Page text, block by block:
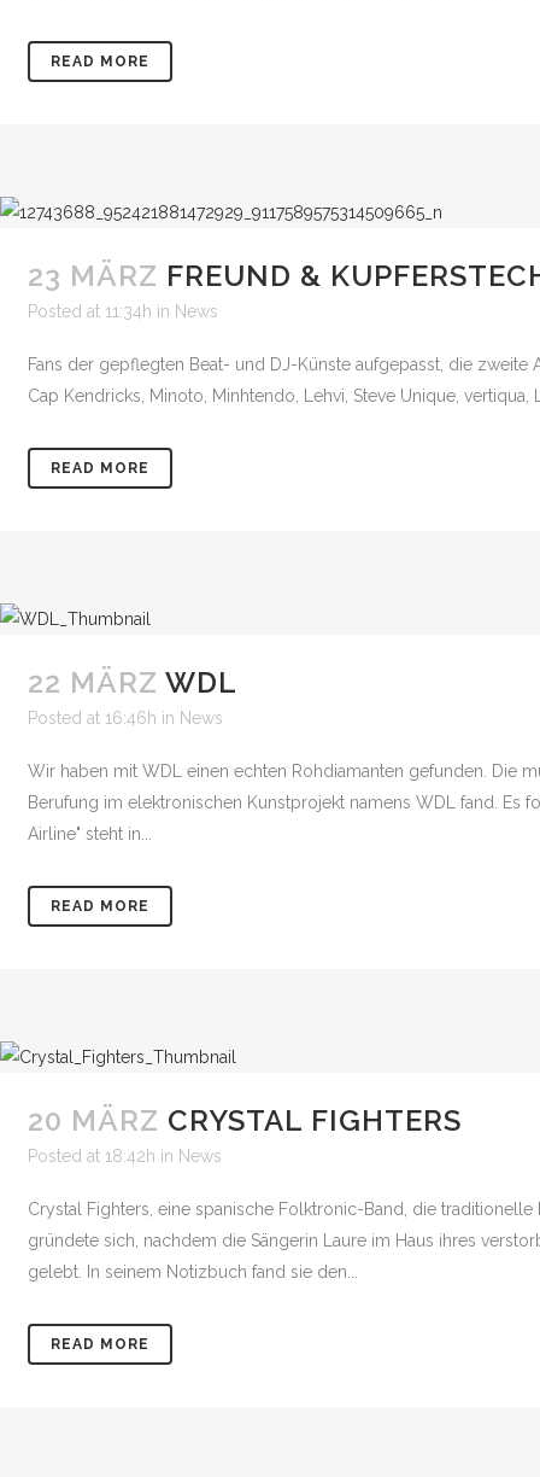
READ MORE
23 MÄRZ FREUND &
Posted at 11:34h in News
Fans der gepflegten Beat- und DJ-Künste aufgepasst, die
Cap Kendricks, Minoto, Minhtendo, Lehvi, Steve Unique,
READ MORE
22 MÄRZ WDL
Posted at 16:46h in News
Wir haben mit WDL einen echten Rohdiamanten gefunden. Die
Berufung im elektronischen Kunstprojekt namens WDL fand. Es
Airline" steht in...
READ MORE
20 MÄRZ CRYSTAL FIGHTERS
Posted at 18:42h in News
Crystal Fighters, eine spanische Folktronic-Band, die
gründete sich, nachdem die Sängerin Laure im Haus ihres
gelebt. In seinem Notizbuch fand sie den...
READ MORE